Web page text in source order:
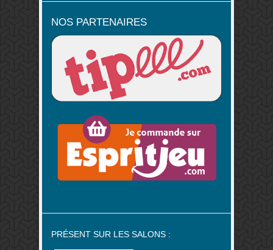
NOS PARTENAIRES
PRÉSENT SUR LES SALONS :